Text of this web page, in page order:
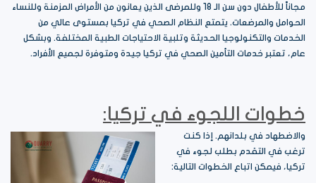
مجاناً للأطفال دون سن الـ 18 وللمرضى الذين يعانون من الأمراض المزمنة وللنساء
الحوامل والمرضعات. يتمتع النظام الصحي في تركيا بمستوى عالي من
الخدمات والتكنولوجيا الحديثة وتلبية الاحتياجات الطبية المختلفة. وبشكل
عام، تعتبر خدمات التأمين الصحي في تركيا جيدة ومتوفرة لجميع الأفراد.
خطوات اللجوء في تركيا:
والاضطهاد في بلدانهم. إذا كنت
ترغب في التقدم بطلب لجوء في
تركيا، فيمكن اتباع الخطوات التالية: